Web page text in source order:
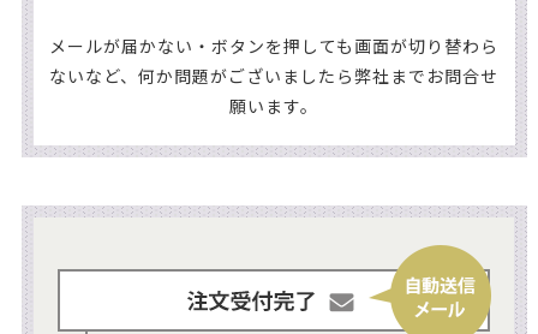
メールが届かない・ボタンを押しても画面が切り替わら
ないなど、何か問題がございましたら弊社までお問合せ
願います。